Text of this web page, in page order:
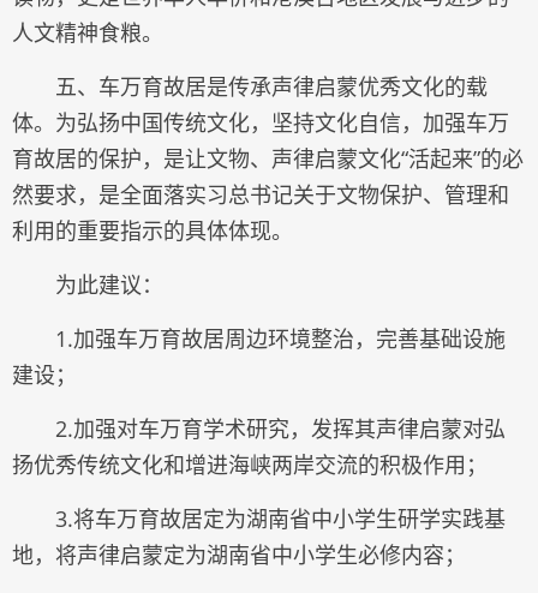
人文精神食粮。
五、车万育故居是传承声律启蒙优秀文化的载
体。为弘扬中国传统文化，坚持文化自信，加强车万
育故居的保护，是让文物、声律启蒙文化“活起来”的必
然要求，是全面落实习总书记关于文物保护、管理和
利用的重要指示的具体体现。
为此建议：
1.加强车万育故居周边环境整治，完善基础设施
建设；
2.加强对车万育学术研究，发挥其声律启蒙对弘
扬优秀传统文化和增进海峡两岸交流的积极作用；
3.将车万育故居定为湖南省中小学生研学实践基
地，将声律启蒙定为湖南省中小学生必修内容；